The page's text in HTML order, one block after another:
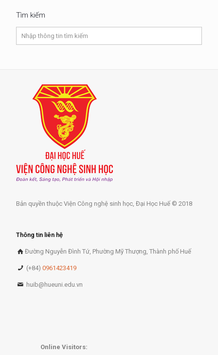
Tìm kiếm
Bản quyền thuộc Viện Công nghệ sinh học, Đại Học Huế © 2018
Thông tin liên hệ
Đường Nguyễn Đình Tứ, Phường Mỹ Thượng, Thành phố Huế
(+84)0961423419
huib@hueuni.edu.vn
Online Visitors: